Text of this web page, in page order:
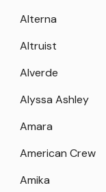
Alterna
Altruist
Alverde
Alyssa Ashley
Amara
American Crew
Amika